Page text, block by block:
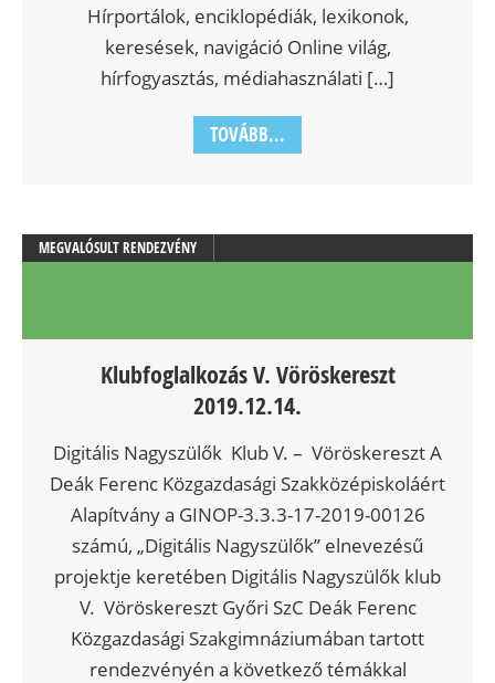
Hírportálok, enciklopédiák, lexikonok,
keresések, navigáció Online világ,
hírfogyasztás, médiahasználati […]
TOVÁBB...
MEGVALÓSULT RENDEZVÉNY
Klubfoglalkozás V. Vöröskereszt
2019.12.14.
Digitális Nagyszülők Klub V. – Vöröskereszt A
Deák Ferenc Közgazdasági Szakközépiskoláért
Alapítvány a GINOP-3.3.3-17-2019-00126
számú, „Digitális Nagyszülők” elnevezésű
projektje keretében Digitális Nagyszülők klub
V. Vöröskereszt Győri SzC Deák Ferenc
Közgazdasági Szakgimnáziumában tartott
rendezvényén a következő témákkal